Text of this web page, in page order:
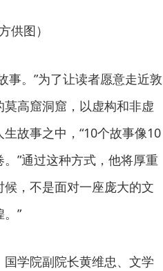
供图）
事。”为了让读者愿意走近敦
高窟洞窟，以虚构和非虚
故事之中，“10个故事像10
”通过这种方式，他将厚重
候，不是面对一座庞大的文
”
学院副院长黄维忠、文学